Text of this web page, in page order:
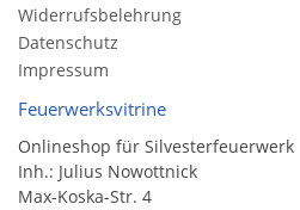
Widerrufsbelehrung
Datenschutz
Impressum
Feuerwerksvitrine
Onlineshop für Silvesterfeuerwerk
Inh.: Julius Nowottnick
Max-Koska-Str. 4